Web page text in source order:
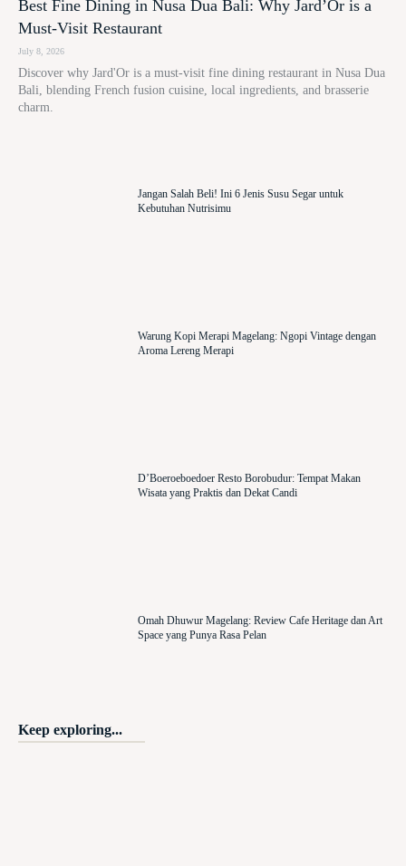
Best Fine Dining in Nusa Dua Bali: Why Jard’Or is a
Must-Visit Restaurant
July 8, 2026
Discover why Jard'Or is a must-visit fine dining restaurant in Nusa Dua
Bali, blending French fusion cuisine, local ingredients, and brasserie
charm.
Jangan Salah Beli! Ini 6 Jenis Susu Segar untuk
Kebutuhan Nutrisimu
Warung Kopi Merapi Magelang: Ngopi Vintage dengan
Aroma Lereng Merapi
D’Boeroeboedoer Resto Borobudur: Tempat Makan
Wisata yang Praktis dan Dekat Candi
Omah Dhuwur Magelang: Review Cafe Heritage dan Art
Space yang Punya Rasa Pelan
Keep exploring...